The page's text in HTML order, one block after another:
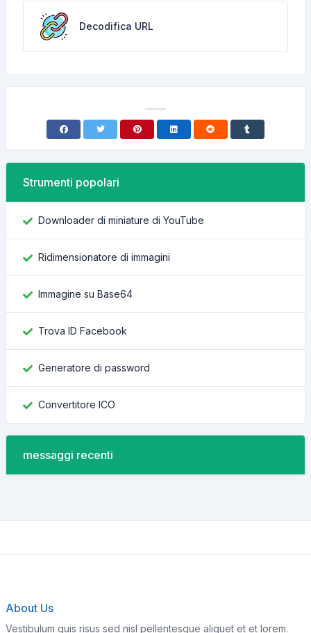
Decodifica URL
Strumenti popolari
Downloader di miniature di YouTube
Ridimensionatore di immagini
Immagine su Base64
Trova ID Facebook
Generatore di password
Convertitore ICO
messaggi recenti
About Us
Vestibulum quis risus sed nisl pellentesque aliquet et et lorem.